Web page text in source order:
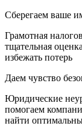
Сберегаем ваше
Грамотная
тщательная
избежать потерь
Даем чувство
Юридические
помогаем
найти